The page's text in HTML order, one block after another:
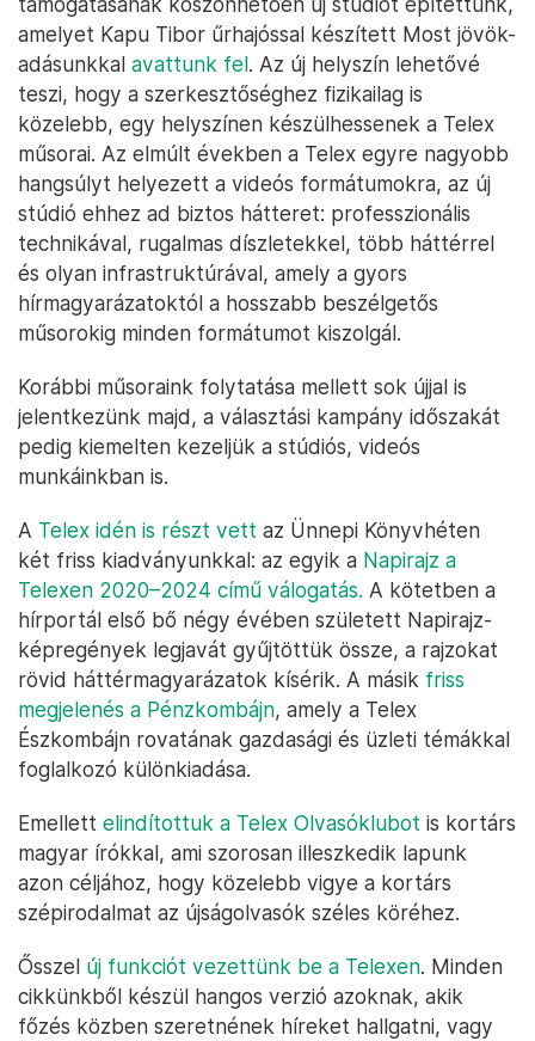
amelyet Kapu Tibor űrhajóssal készített Most jövök-
adásunkkal avattunk fel. Az új helyszín lehetővé
teszi, hogy a szerkesztőséghez fizikailag is
közelebb, egy helyszínen készülhessenek a Telex
műsorai. Az elmúlt években a Telex egyre nagyobb
hangsúlyt helyezett a videós formátumokra, az új
stúdió ehhez ad biztos hátteret: professzionális
technikával, rugalmas díszletekkel, több háttérrel
és olyan infrastruktúrával, amely a gyors
hírmagyarázatoktól a hosszabb beszélgetős
műsorokig minden formátumot kiszolgál.
Korábbi műsoraink folytatása mellett sok újjal is
jelentkezünk majd, a választási kampány időszakát
pedig kiemelten kezeljük a stúdiós, videós
munkáinkban is.
A Telex idén is részt vett az Ünnepi Könyvhéten
két friss kiadványunkkal: az egyik a Napirajz a
Telexen 2020–2024 című válogatás. A kötetben a
hírportál első bő négy évében született Napirajz-
képregények legjavát gyűjtöttük össze, a rajzokat
rövid háttérmagyarázatok kísérik. A másik friss
megjelenés a Pénzkombájn, amely a Telex
Észkombájn rovatának gazdasági és üzleti témákkal
foglalkozó különkiadása.
Emellett elindítottuk a Telex Olvasóklubot is kortárs
magyar írókkal, ami szorosan illeszkedik lapunk
azon céljához, hogy közelebb vigye a kortárs
szépirodalmat az újságolvasók széles köréhez.
Ősszel új funkciót vezettünk be a Telexen. Minden
cikkünkből készül hangos verzió azoknak, akik
főzés közben szeretnének híreket hallgatni, vagy